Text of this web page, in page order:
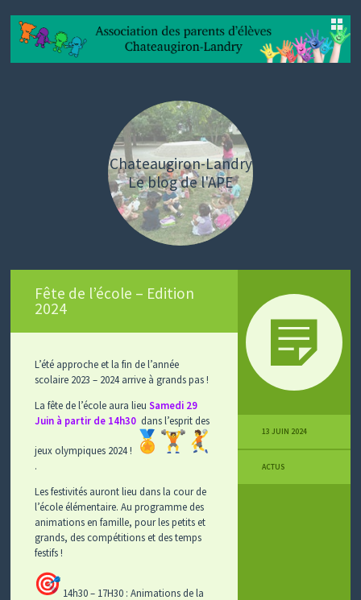
Chateaugiron-Landry
Le blog de l'APE
SKIP
Fête de l’école – Edition
2024
L’été approche et la fin de l’année
scolaire 2023 – 2024 arrive à grands pas !
La fête de l’école aura lieu Samedi 29
Juin à partir de 14h30 dans l’esprit des
jeux olympiques 2024 !
.
Les festivités auront lieu dans la cour de
l’école élémentaire. Au programme des
animations en famille, pour les petits et
grands, des compétitions et des temps
festifs !
14h30 – 17H30 : Animations de la
13 JUIN 2024
ACTUS